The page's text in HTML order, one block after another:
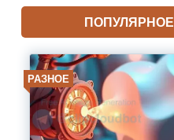
ПОПУЛЯРНОЕ
РАЗНОЕ